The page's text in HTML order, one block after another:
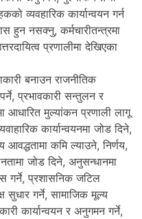
व्यवहारिक कार्यान्वयन गर्न
हुन नसक्नु, कर्मचारीतन्त्रमा
प्रणालीमा देखिएका
बनाउन राजनीतिक
प्रभावकारी सन्तुलन र
आधारित मुल्यांकन प्रणाली लागू
कार्यान्वयनमा जोड दिने,
कमि ल्याउने, निर्णय,
जोड दिने, अनुसन्धानमा
गर्ने, प्रशासनिक जटिल
सुधार गर्ने, सामाजिक मूल्य
कार्यान्वयन र अनुगमन गर्ने,